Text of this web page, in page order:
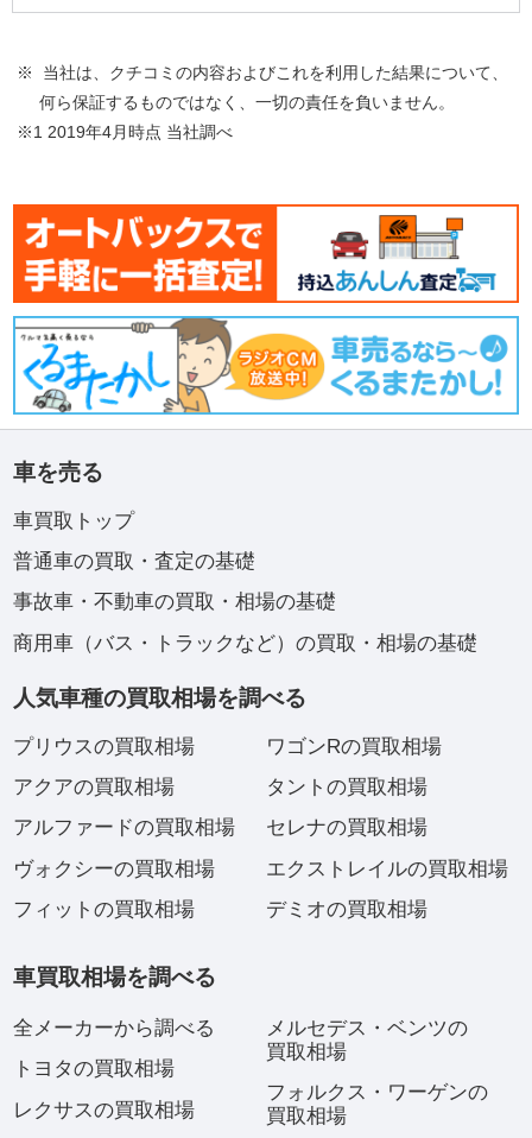
※ 当社は、クチコミの内容およびこれを利用した結果について、
何ら保証するものではなく、一切の責任を負いません。
※1 2019年4月時点 当社調べ
車を売る
車買取トップ
普通車の買取・査定の基礎
事故車・不動車の買取・相場の基礎
商用車（バス・トラックなど）の買取・相場の基礎
人気車種の買取相場を調べる
プリウスの買取相場
アクアの買取相場
アルファードの買取相場
ヴォクシーの買取相場
フィットの買取相場
ワゴンRの買取相場
タントの買取相場
セレナの買取相場
エクストレイルの買取相場
デミオの買取相場
車買取相場を調べる
全メーカーから調べる
トヨタの買取相場
レクサスの買取相場
メルセデス・ベンツの
買取相場
フォルクス・ワーゲンの
買取相場